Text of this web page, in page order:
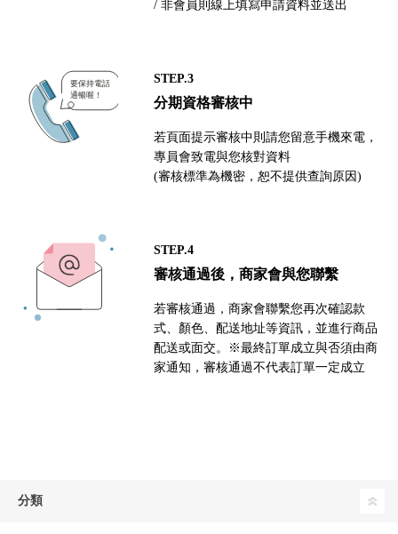
/ 非會員則線上填寫申請資料並送出
STEP.3
分期資格審核中
若頁面提示審核中則請您留意手機來電，
專員會致電與您核對資料
(審核標準為機密，恕不提供查詢原因)
STEP.4
審核通過後，商家會與您聯繫
若審核通過，商家會聯繫您再次確認款
式、顏色、配送地址等資訊，並進行商品
配送或面交。※最終訂單成立與否須由商
家通知，審核通過不代表訂單一定成立
分類